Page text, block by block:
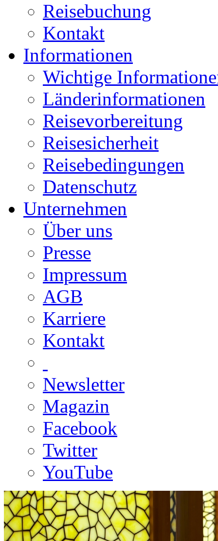
Reisebuchung
Kontakt
Informationen
Wichtige
Länderinformationen
Reisevorbereitung
Reisesicherheit
Reisebedingungen
Datenschutz
Unternehmen
Über uns
Presse
Impressum
AGB
Karriere
Kontakt
Newsletter
Magazin
Facebook
Twitter
YouTube